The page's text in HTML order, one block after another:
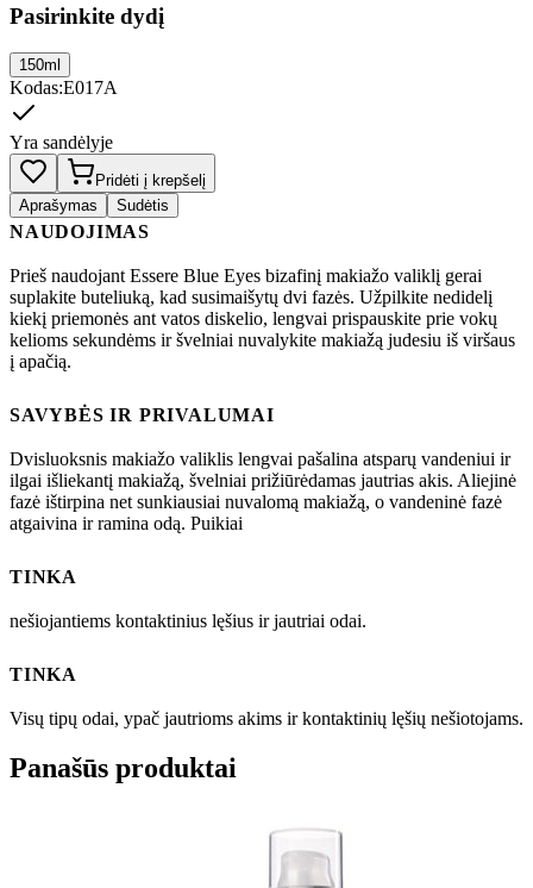
Pasirinkite dydį
150ml
Kodas:E017A
Yra sandėlyje
Pridėti į krepšelį
Aprašymas
Sudėtis
NAUDOJIMAS
Prieš naudojant Essere Blue Eyes bizafinį makiažo valiklį gerai
suplakite buteliuką, kad susimaišytų dvi fazės. Užpilkite nedidelį
kiekį priemonės ant vatos diskelio, lengvai prispauskite prie vokų
kelioms sekundėms ir švelniai nuvalykite makiažą judesiu iš viršaus
į apačią.
SAVYBĖS IR PRIVALUMAI
Dvisluoksnis makiažo valiklis lengvai pašalina atsparų vandeniui ir
ilgai išliekantį makiažą, švelniai prižiūrėdamas jautrias akis. Aliejinė
fazė ištirpina net sunkiausiai nuvalomą makiažą, o vandeninė fazė
atgaivina ir ramina odą. Puikiai
TINKA
nešiojantiems kontaktinius lęšius ir jautriai odai.
TINKA
Visų tipų odai, ypač jautrioms akims ir kontaktinių lęšių nešiotojams.
Panašūs produktai